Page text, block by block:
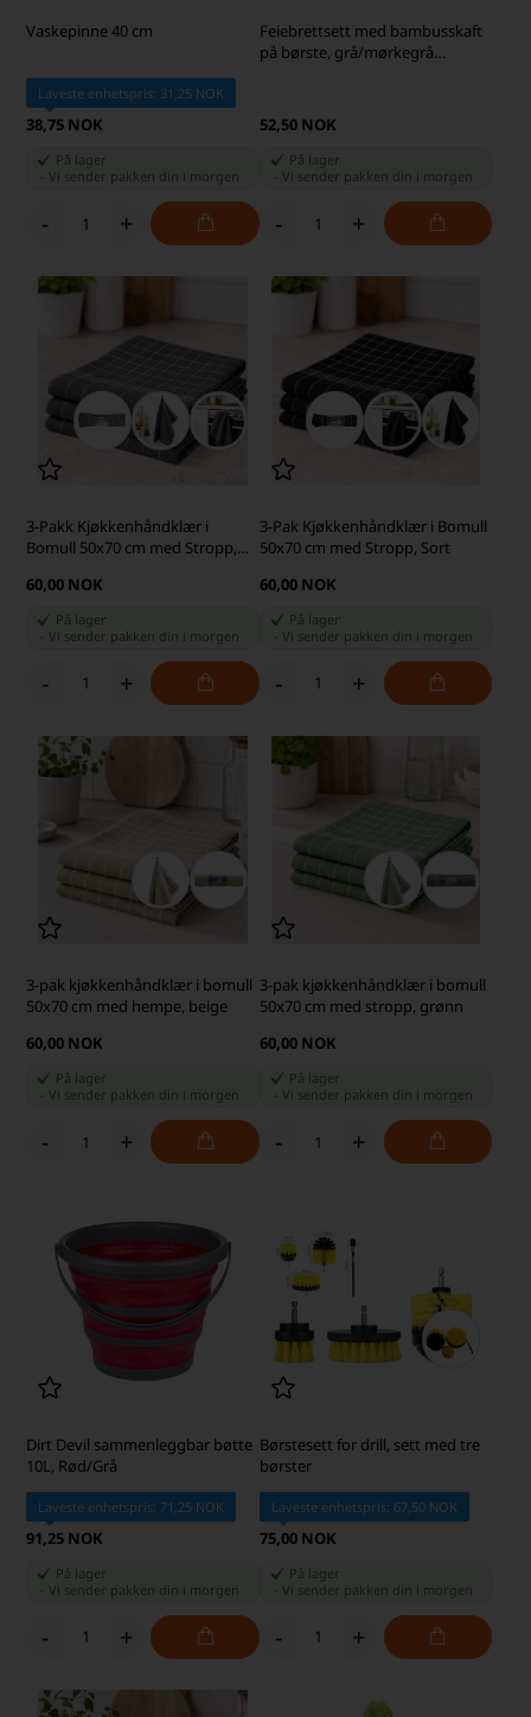
Vaskepinne 40 cm
Laveste enhetspris: 31,25 NOK
38,75 NOK
På lager
-Vi sender pakken din i morgen
- +
Feiebrettsett med bambusskaft
på børste, grå/mørkegrå
52,50 NOK
På lager
Vi sender pakken din i morgen
- +
3-Pakk Kjøkkenhåndklær i
Bomull 50x70 cm med Stropp,
60,00 NOK
På lager
-Vi sender pakken din i morgen
- +
3-Pak Kjøkkenhåndklær i Bomull
50x70 cm med Stropp, Sort
60,00 NOK
På lager
Vi sender pakken din i morgen
- +
3-pak kjøkkenhåndklær i bomull
50x70 cm med hempe, beige
60,00 NOK
På lager
-Vi sender pakken din i morgen
- +
3-pak kjøkkenhåndklær i bomull
50x70 cm med stropp, grønn
60,00 NOK
På lager
Vi sender pakken din i morgen
- +
Dirt Devil sammenleggbar bøtte
10L, Rød/Grå
Laveste enhetspris: 71,25 NOK
91,25 NOK
På lager
-Vi sender pakken din i morgen
- +
Børstesett for drill, sett med tre
børster
Laveste enhetspris: 67,50 NOK
75,00 NOK
På lager
Vi sender pakken din i morgen
- +